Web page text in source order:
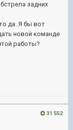
задних
да. Я бы вот
новой команде
работы?
31 552